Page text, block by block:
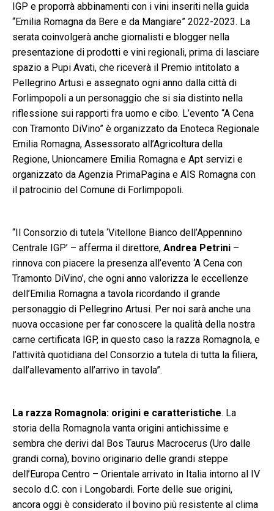
IGP e proporrà abbinamenti con i vini inseriti nella guida
“Emilia Romagna da Bere e da Mangiare” 2022-2023. La
serata coinvolgerà anche giornalisti e blogger nella
presentazione di prodotti e vini regionali, prima di lasciare
spazio a Pupi Avati, che riceverà il Premio intitolato a
Pellegrino Artusi e assegnato ogni anno dalla città di
Forlimpopoli a un personaggio che si sia distinto nella
riflessione sui rapporti fra uomo e cibo. L’evento “A Cena
con Tramonto DiVino” è organizzato da Enoteca Regionale
Emilia Romagna, Assessorato all’Agricoltura della
Regione, Unioncamere Emilia Romagna e Apt servizi e
organizzato da Agenzia PrimaPagina e AIS Romagna con
il patrocinio del Comune di Forlimpopoli.
“Il Consorzio di tutela ‘Vitellone Bianco dell’Appennino
Centrale IGP’ – afferma il direttore, Andrea Petrini –
rinnova con piacere la presenza all’evento ‘A Cena con
Tramonto DiVino’, che ogni anno valorizza le eccellenze
dell’Emilia Romagna a tavola ricordando il grande
personaggio di Pellegrino Artusi. Per noi sarà anche una
nuova occasione per far conoscere la qualità della nostra
carne certificata IGP, in questo caso la razza Romagnola, e
l’attività quotidiana del Consorzio a tutela di tutta la filiera,
dall’allevamento all’arrivo in tavola”.
La razza Romagnola: origini e caratteristiche. La
storia della Romagnola vanta origini antichissime e
sembra che derivi dal Bos Taurus Macrocerus (Uro dalle
grandi corna), bovino originario delle grandi steppe
dell’Europa Centro – Orientale arrivato in Italia intorno al IV
secolo d.C. con i Longobardi. Forte delle sue origini,
ancora oggi è considerato il bovino più resistente al clima